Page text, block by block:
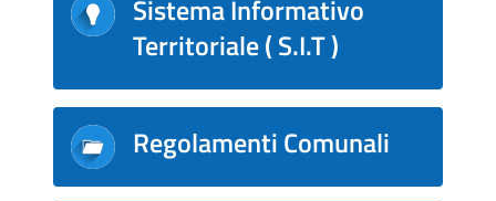
Sistema Informativo
Territoriale ( S.I.T )
Regolamenti Comunali